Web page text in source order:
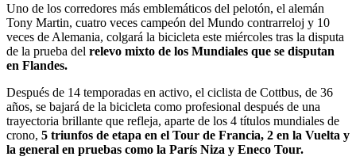
Uno de los corredores más emblemáticos del pelotón, el alemán
Tony Martin, cuatro veces campeón del Mundo contrarreloj y 10
veces de Alemania, colgará la bicicleta este miércoles tras la disputa
de la prueba del relevo mixto de los Mundiales que se disputan
en Flandes.
Después de 14 temporadas en activo, el ciclista de Cottbus, de 36
años, se bajará de la bicicleta como profesional después de una
trayectoria brillante que refleja, aparte de los 4 títulos mundiales de
crono, 5 triunfos de etapa en el Tour de Francia, 2 en la Vuelta y
la general en pruebas como la París Niza y Eneco Tour.